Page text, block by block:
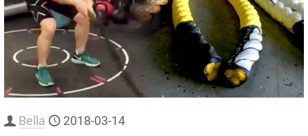
Bella 2018-03-14